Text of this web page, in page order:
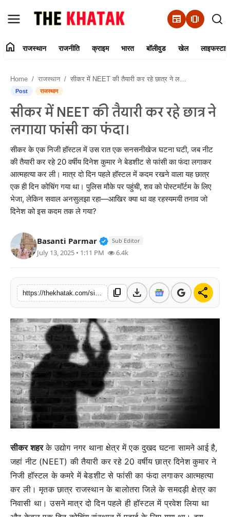
newspaper amp_stories
Contact Us
राजस्थान
क्राइम
भारत
बॉलीवुड
खेल
अंतर्राष्ट्रीय
home राजस्थान राजनीति क्राइम भारत बॉलीवुड खेल
Home राजस्थान सीकर में NEET की तैयारी कर रहे छात्र ने लगाया फांसी का फंदा।
Post राजस्थान
सीकर में NEET की तैयारी कर रहे छात्र ने
लगाया फांसी का फंदा।
सीकर के एक निजी हॉस्टल में उस रात एक सनसनीखेज घटना घटी, जब नीट
की तैयारी कर रहे 20 वर्षीय दिनेश कुमार ने बेडशीट से फांसी का फंदा लगाकर
आत्महत्या कर ली। मात्र दो दिन पहले हॉस्टल में कदम रखने वाला यह छात्र
एक ही दिन कोचिंग गया था। पुलिस मौके पर पहुंची, शव को पोस्टमॉर्टम के लिए
भेजा, लेकिन सवाल अनसुलझा रहा—आखिर क्या था वह रहस्यमयी तनाव जो
दिनेश को इस कदम तक ले गया?
Basanti Parmar Verified Public Figure • 11 Jun,
Sub Editor
July 13, 2025 • 1:11 PM 6.4k
content_copy download share
सीकर शहरके उद्योग नगर थाना क्षेत्र में एक दुखद घटना सामने आई है,
जहां नीट (NEET) की तैयारी कर रहे 20 वर्षीय छात्र दिनेश कुमार ने
निजी हॉस्टल के कमरे में बेडशीट से फांसी का फंदा लगाकर आत्महत्या
कर ली। मृतक छात्र राजस्थान के बालोतरा जिले के समदड़ी क्षेत्र का
निवासी था। उसने मात्र दो दिन पहले ही हॉस्टल में प्रवेश लिया था